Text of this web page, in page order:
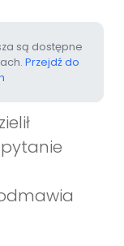
są dostępne
Przejdź do